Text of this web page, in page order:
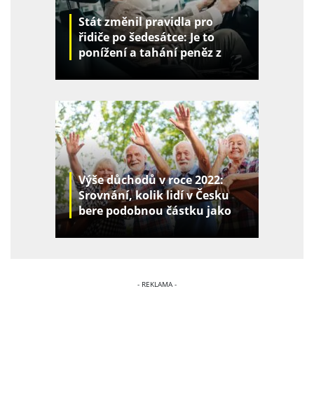
Stát změnil pravidla pro
řidiče po šedesátce: Je to
ponížení a tahání peněz z
Výše důchodů v roce 2022:
Srovnání, kolik lidí v Česku
bere podobnou částku jako